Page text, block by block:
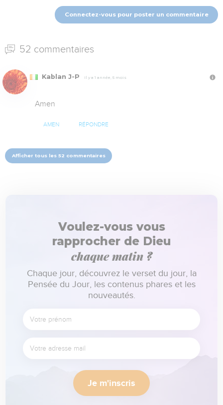
Connectez-vous pour poster un commentaire
52 commentaires
Kablan J-P Il y a 1 année, 5 mois
Amen
AMEN RÉPONDRE
Afficher tous les 52 commentaires
Voulez-vous vous
rapprocher de Dieu
chaque matin ?
Chaque jour, découvrez le verset du jour, la
Pensée du Jour, les contenus phares et les
nouveautés.
Je m'inscris